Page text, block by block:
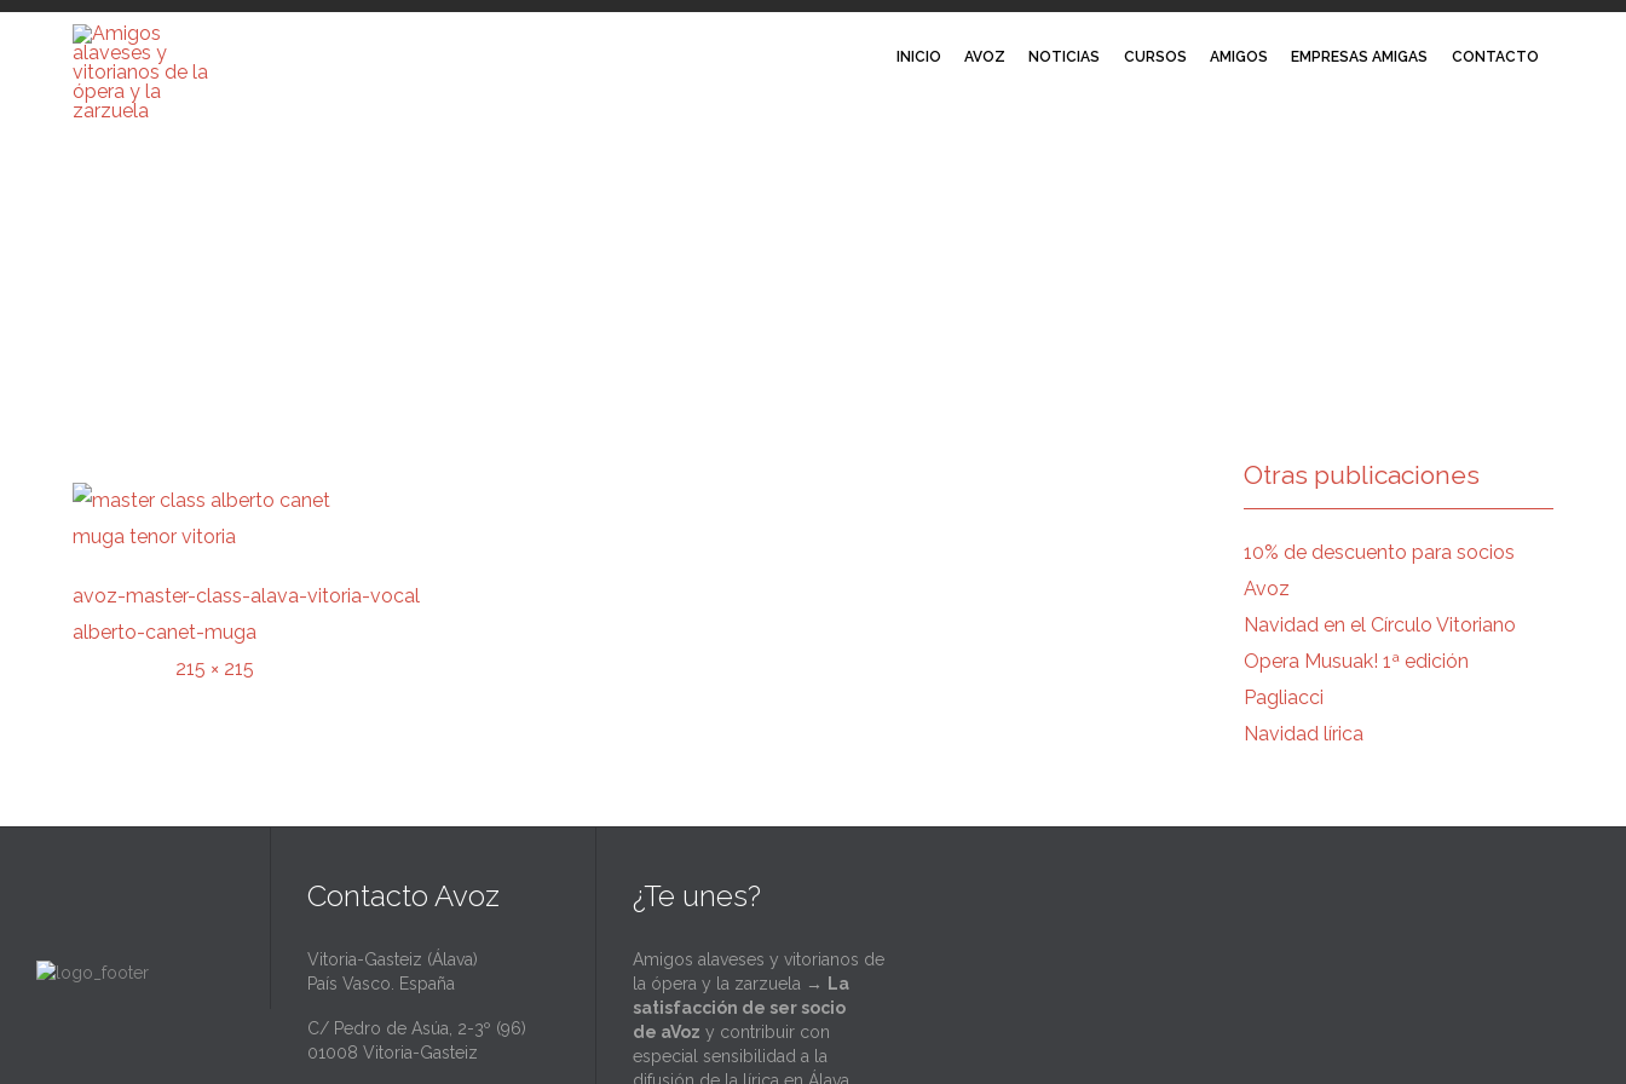
INICIO AVOZ NOTICIAS CURSOS AMIGOS EMPRESAS AMIGAS CONTACTO
avoz-master-class-alava-vitoria-vocal
alberto-canet-muga
215 × 215
Otras publicaciones
10% de descuento para socios
Avoz
Navidad en el Círculo Vitoriano
Opera Musuak! 1ª edición
Pagliacci
Navidad lírica
Contacto Avoz
Vitoria-Gasteiz (Álava)
País Vasco. España
C/ Pedro de Asúa, 2-3º (96)
01008 Vitoria-Gasteiz
¿Te unes?
Amigos alaveses y vitorianos de
la ópera y la zarzuela →
La
satisfacción de ser socio
de aVoz y contribuir con
especial sensibilidad a la